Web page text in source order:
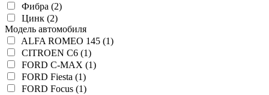
Фибра (2)
Цинк (2)
Модель автомобиля
ALFA ROMEO 145 (1)
CITROEN C6 (1)
FORD C-MAX (1)
FORD Fiesta (1)
FORD Focus (1)